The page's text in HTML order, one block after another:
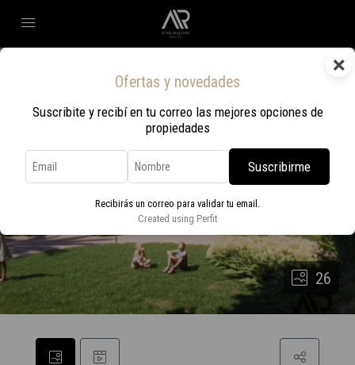
×
Ofertas y novedades
Suscribite y recibí en tu correo las mejores opciones de
propiedades
Suscribirme
Recibirás un correo para validar tu email.
Created using Perfit
26